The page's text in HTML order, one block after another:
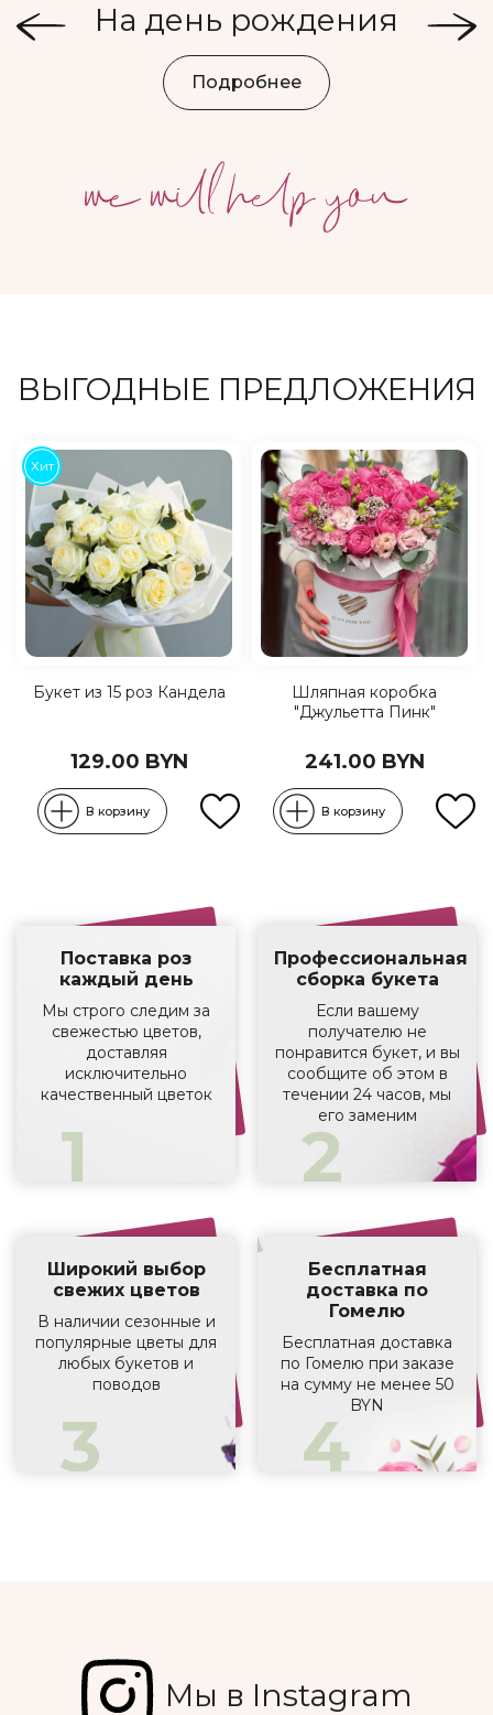
На день рождения
Подробнее
ВЫГОДНЫЕ ПРЕДЛОЖЕНИЯ
Хит
Букет из 15 роз Кандела
129.00 BYN
В корзину
Шляпная коробка
"Джульетта Пинк"
241.00 BYN
В корзину
1
Поставка роз
каждый день
Мы строго следим за
свежестью цветов,
доставляя
исключительно
качественный цветок
2
Профессиональная
сборка букета
Если вашему
получателю не
понравится букет, и вы
сообщите об этом в
течении 24 часов, мы
его заменим
3
Широкий выбор
свежих цветов
В наличии сезонные и
популярные цветы для
любых букетов и
поводов
4
Бесплатная
доставка по
Гомелю
Бесплатная доставка
по Гомелю при заказе
на сумму не менее 50
BYN
Мы в Instagram